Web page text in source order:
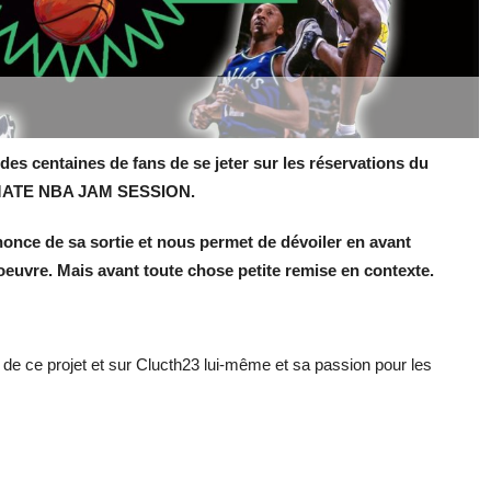
centaines de fans de se jeter sur les réservations du
NBA JAM SESSION.
de sa sortie et nous permet de dévoiler en avant
Mais avant toute chose petite remise en contexte.
ce projet et sur Clucth23 lui-même et sa passion pour les